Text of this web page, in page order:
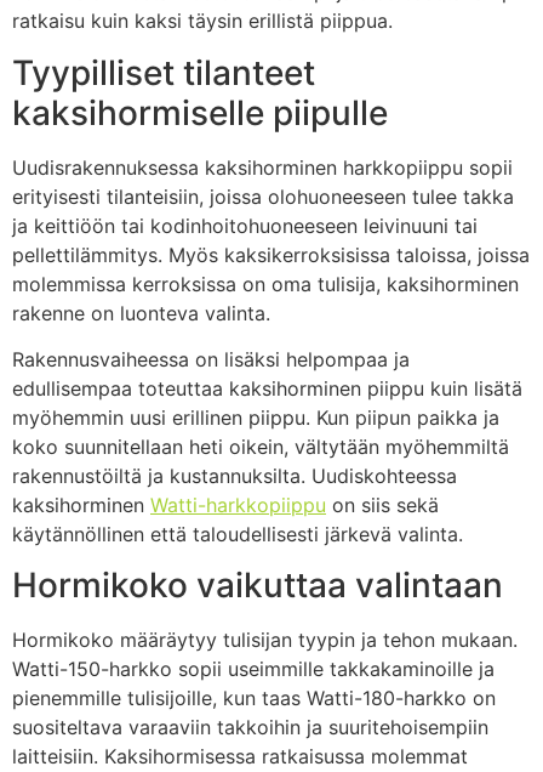
ratkaisu kuin kaksi täysin erillistä piippua.
Tyypilliset tilanteet
kaksihormiselle piipulle
Uudisrakennuksessa kaksihorminen harkkopiippu sopii
erityisesti tilanteisiin, joissa olohuoneeseen tulee takka
ja keittiöön tai kodinhoitohuoneeseen leivinuuni tai
pellettilämmitys. Myös kaksikerroksisissa taloissa, joissa
molemmissa kerroksissa on oma tulisija, kaksihorminen
rakenne on luonteva valinta.
Rakennusvaiheessa on lisäksi helpompaa ja
edullisempaa toteuttaa kaksihorminen piippu kuin lisätä
myöhemmin uusi erillinen piippu. Kun piipun paikka ja
koko suunnitellaan heti oikein, vältytään myöhemmiltä
rakennustöiltä ja kustannuksilta. Uudiskohteessa
kaksihorminen Watti-harkkopiippu on siis sekä
käytännöllinen että taloudellisesti järkevä valinta.
Hormikoko vaikuttaa valintaan
Hormikoko määräytyy tulisijan tyypin ja tehon mukaan.
Watti-150-harkko sopii useimmille takkakaminoille ja
pienemmille tulisijoille, kun taas Watti-180-harkko on
suositeltava varaaviin takkoihin ja suuritehoisempiin
laitteisiin. Kaksihormisessa ratkaisussa molemmat